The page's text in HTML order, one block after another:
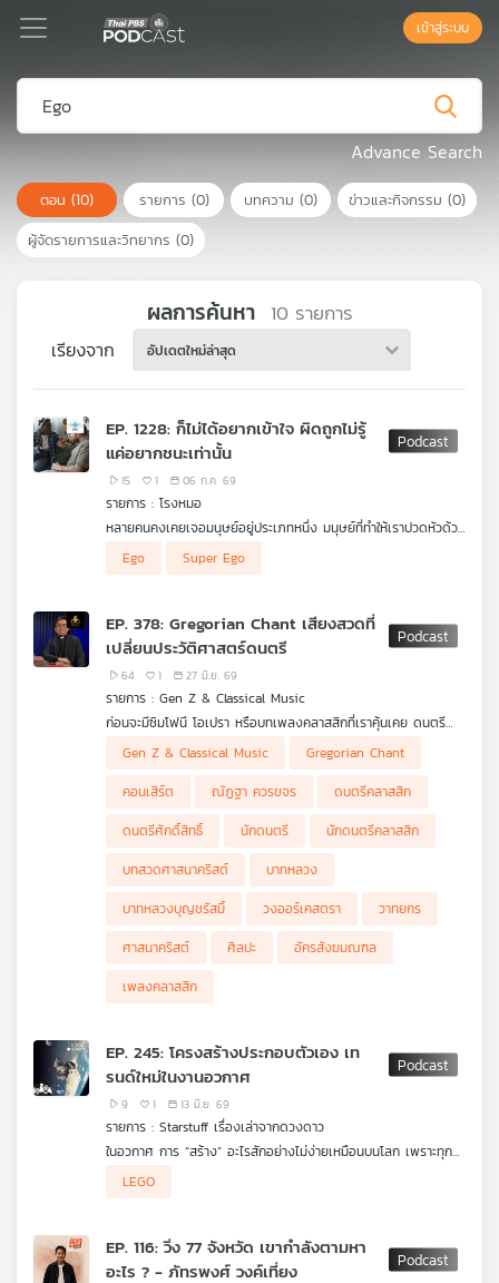
Podcast
เพล
ย์
ลิ
เพล
สต์
บทความ
ข่าย
ไทย
แผนที่
เข้าสู่ระบบ
Advance Search
ตอน (10) รายการ (0) บทความ (0) ข่าวและกิจกรรม (0)
ผู้จัดรายการและวิทยากร (0)
ผลการค้นหา 10 รายการ
เรียงจาก อัปเดตใหม่ล่าสุด
EP. 1228: ก็ไม่ได้อยากเข้าใจ ผิดถูกไม่รู้
แค่อยากชนะเท่านั้น
15 1 06 ก.ค. 69
รายการ : โรงหมอ
หลายคนคงเคยเจอมนุษย์อยู่ประเภทหนึ่ง มนุษย์ที่ทำให้เราปวดหัวด้วย
ถึงสารพัดเหตุผลของตัวเอง (เท่านั้น) เพียงเพื่อต้องการ "ชนะ"
พวกเขาแสดงออกเพื่ออะไร และหากเราต้องอยู่ในสภาวะแวดล้อมนั้น
ทำอย่างไร รายการ โรงหมอ เล่าให้ฟังค่ะ
Ego Super Ego
EP. 378: Gregorian Chant เสียงสวดที่
เปลี่ยนประวัติศาสตร์ดนตรี
64 1 27 มิ.ย. 69
รายการ : Gen Z & Classical Music
ก่อนจะมีซิมโฟนี โอเปรา หรือบทเพลงคลาสสิกที่เราคุ้นเคย ดนตรี
GenZ and Classical Music กับ บาทหลวงบุญชรัสมิ์ สุขสว่าง (พ่อ
เดียร์) ผู้จัดการแผนกดนตรีศักดิ์สิทธิ์ อัครสังฆมณฑลกรุงเทพฯ จะ
พาผู้ฟังทำความรู้จักกับ Gregorian Chant บทสวดศาสนาคริสต์ที่ได้
รับการยกย่องว่าเป็นรากฐานสำคัญของดนตรีตะวันตก
Gregorian Chant มีจุดกำเนิดมาจากไหนและทำไมคนจำนวนมากจึง
ยังหลงใหลในความงดงามของเสียงสวดเหล่านี้
Gen Z & Classical Music
Gregorian Chant
คอนเสิร์ต
ณัฏฐา ควรขจร
ดนตรีคลาสสิก
ดนตรีศักดิ์สิทธิ์
นักดนตรี
นักดนตรีคลาสสิก
บทสวดศาสนาคริสต์
บาทหลวง
บาทหลวงบุญชรัสมิ์
วงออร์เคสตรา
วาทยกร
ศาสนาคริสต์
ศิลปะ
อัครสังฆมณฑล
เพลงคลาสสิก
EP. 245: โครงสร้างประกอบตัวเอง เท
รนด์ใหม่ในงานอวกาศ
9 1 13 มิ.ย. 69
รายการ : Starstuff เรื่องเล่าจากดวงดาว
ในอวกาศ การ “สร้าง” อะไรสักอย่างไม่ง่ายเหมือนบนโลก เพราะทุก
ค่อยกางออกในที่ที่ไม่มีใครเอาประแจขึ้นไปช่วยขันได้ง่าย ๆ แต่ถ้า
สามารถจัดเรียงและประกอบตัวเองในอวกาศ หนึ่งในแนวคิดที่น่าสนใจ
คือ TESSERAE จาก MIT Media Lab ที่ทดลองให้ชิ้นส่วนรูปทรง
LEGO
EP. 116: วิ่ง 77 จังหวัด เขากำลังตามหา
อะไร ? - ภัทรพงศ์ วงค์เที่ยง